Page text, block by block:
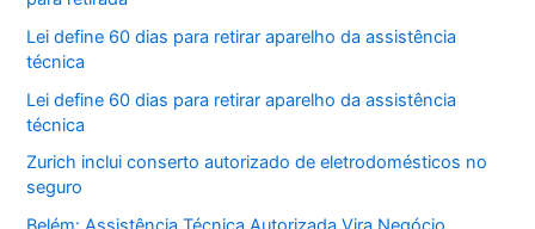
Lei define 60 dias para retirar aparelho da assistência
técnica
Lei define 60 dias para retirar aparelho da assistência
técnica
Zurich inclui conserto autorizado de eletrodomésticos no
seguro